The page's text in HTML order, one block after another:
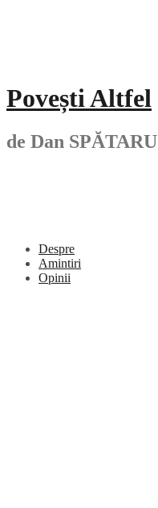
Povești Altfel
de Dan SPĂTARU
Despre
Amintiri
Opinii